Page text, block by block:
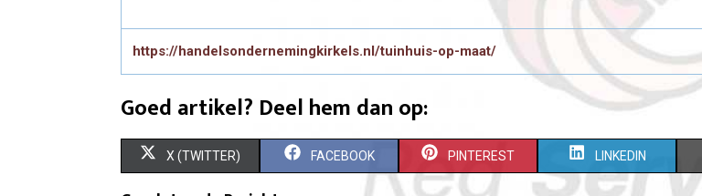
https://handelsondernemingkirkels.nl/tuinhuis-op-maat/
Goed artikel? Deel hem dan op:
S
X (TWITTER) S
FACEBOOK S
H
PINTEREST S
H
LINKEDIN